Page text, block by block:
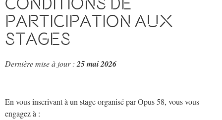
participation aux
stages
Dernière mise à jour : 25 mai 2026
En vous inscrivant à un stage organisé par Opus 58, vous vous
engagez à :